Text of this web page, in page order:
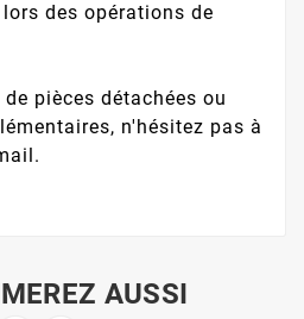
des opérations de
pièces détachées ou
n'hésitez pas à
AUSSI